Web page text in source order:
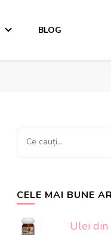
BLOG
Cauți
ceva?
CELE MAI BUNE
Ulei din